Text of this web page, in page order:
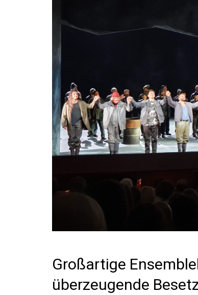
Großartige
überzeugende